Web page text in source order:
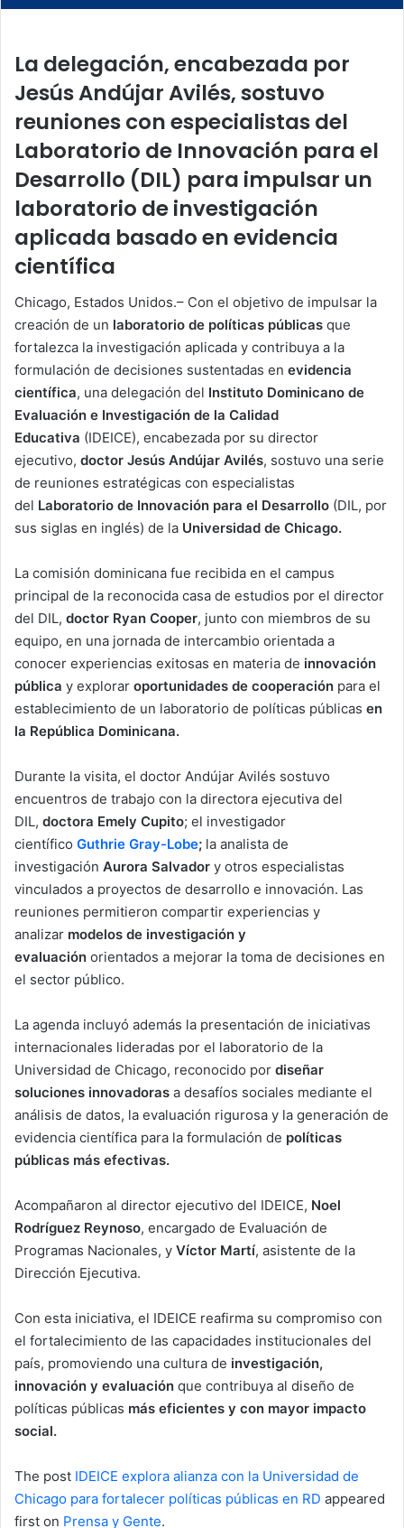
La delegación, encabezada por
Jesús Andújar Avilés, sostuvo
reuniones con especialistas del
Laboratorio de Innovación para el
Desarrollo (DIL) para impulsar un
laboratorio de investigación
aplicada basado en evidencia
científica
Chicago, Estados Unidos.– Con el objetivo de impulsar la
creación de un laboratorio de políticas públicas que
fortalezca la investigación aplicada y contribuya a la
formulación de decisiones sustentadas en evidencia
científica, una delegación del Instituto Dominicano de
Evaluación e Investigación de la Calidad
Educativa (IDEICE), encabezada por su director
ejecutivo, doctor Jesús Andújar Avilés, sostuvo una serie
de reuniones estratégicas con especialistas
del Laboratorio de Innovación para el Desarrollo (DIL, por
sus siglas en inglés) de la Universidad de Chicago.
La comisión dominicana fue recibida en el campus
principal de la reconocida casa de estudios por el director
del DIL, doctor Ryan Cooper, junto con miembros de su
equipo, en una jornada de intercambio orientada a
conocer experiencias exitosas en materia de innovación
pública y explorar oportunidades de cooperación para el
establecimiento de un laboratorio de políticas públicas en
la República Dominicana.
Durante la visita, el doctor Andújar Avilés sostuvo
encuentros de trabajo con la directora ejecutiva del
DIL, doctora Emely Cupito; el investigador
científico Guthrie Gray-Lobe; la analista de
investigación Aurora Salvador y otros especialistas
vinculados a proyectos de desarrollo e innovación. Las
reuniones permitieron compartir experiencias y
analizar modelos de investigación y
evaluación orientados a mejorar la toma de decisiones en
el sector público.
La agenda incluyó además la presentación de iniciativas
internacionales lideradas por el laboratorio de la
Universidad de Chicago, reconocido por diseñar
soluciones innovadoras a desafíos sociales mediante el
análisis de datos, la evaluación rigurosa y la generación de
evidencia científica para la formulación de políticas
públicas más efectivas.
Acompañaron al director ejecutivo del IDEICE, Noel
Rodríguez Reynoso, encargado de Evaluación de
Programas Nacionales, y Víctor Martí, asistente de la
Dirección Ejecutiva.
Con esta iniciativa, el IDEICE reafirma su compromiso con
el fortalecimiento de las capacidades institucionales del
país, promoviendo una cultura de investigación,
innovación y evaluación que contribuya al diseño de
políticas públicas más eficientes y con mayor impacto
social.
The post IDEICE explora alianza con la Universidad de
Chicago para fortalecer políticas públicas en RD appeared
first on Prensa y Gente.